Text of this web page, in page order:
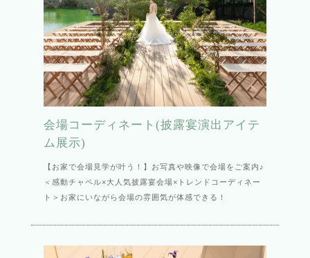
会場コーディネート(披露宴演出アイテ
ム展示)
【お家で会場見学が叶う！】お写真や映像で会場をご案内♪
＜感動チャペル×大人気披露宴会場×トレンドコーディネー
ト＞お家にいながら会場の雰囲気が体感できる！